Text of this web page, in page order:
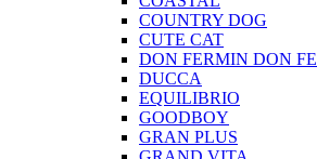
COUNTRY DOG
CUTE CAT
DON FERMIN DON
DUCCA
EQUILIBRIO
GOODBOY
GRAN PLUS